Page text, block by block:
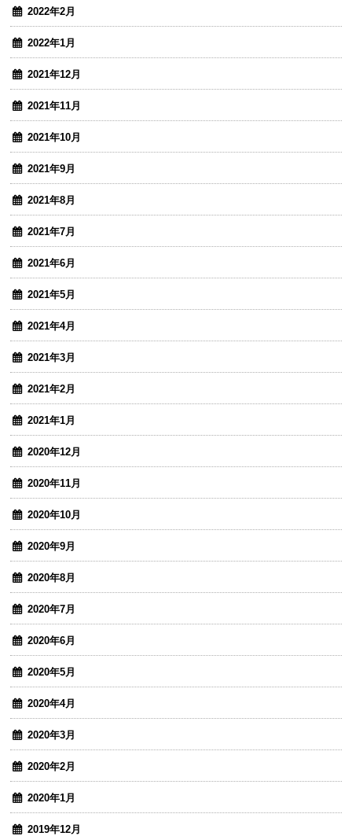
2022年2月
2022年1月
2021年12月
2021年11月
2021年10月
2021年9月
2021年8月
2021年7月
2021年6月
2021年5月
2021年4月
2021年3月
2021年2月
2021年1月
2020年12月
2020年11月
2020年10月
2020年9月
2020年8月
2020年7月
2020年6月
2020年5月
2020年4月
2020年3月
2020年2月
2020年1月
2019年12月